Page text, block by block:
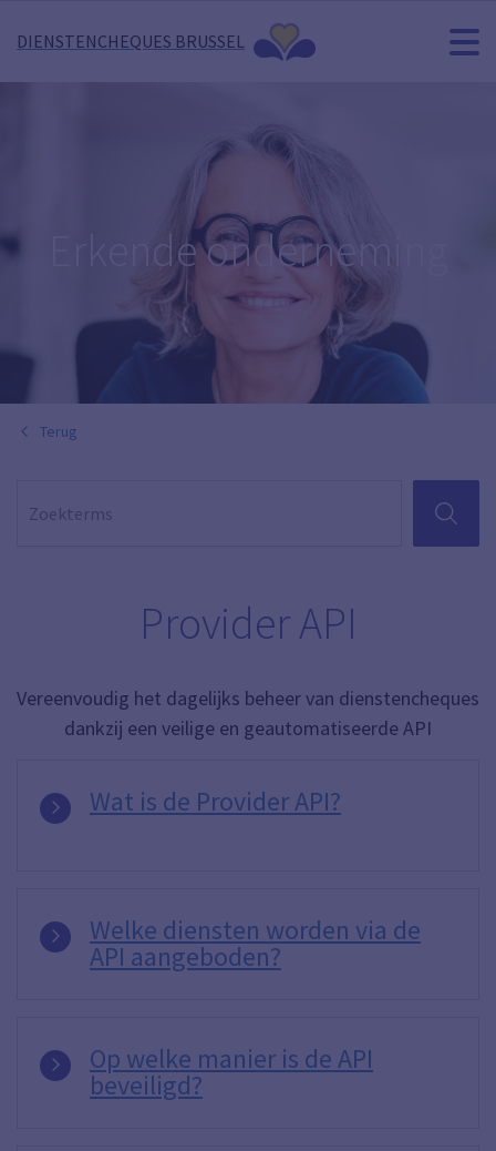
DIENSTENCHEQUES BRUSSEL
Erkende onderneming
Terug
ZOEKEN
Provider API
Vereenvoudig het dagelijks beheer van dienstencheques
dankzij een veilige en geautomatiseerde API
Wat is de Provider API?
Welke diensten worden via de
API aangeboden?
Op welke manier is de API
beveiligd?